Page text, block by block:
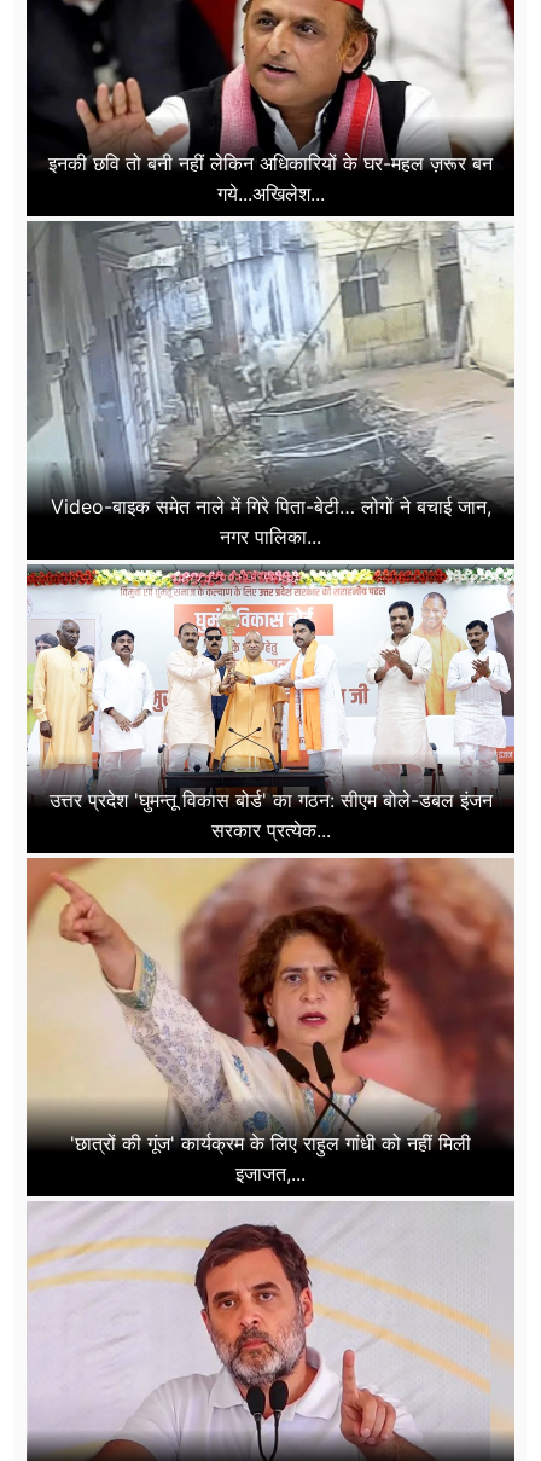
इनकी छवि तो बनी नहीं लेकिन अधिकारियों के घर-महल ज़रूर बन
गये...अखिलेश...
Video-बाइक समेत नाले में गिरे पिता-बेटी… लोगों ने बचाई जान,
नगर पालिका...
उत्तर प्रदेश 'घुमन्तू विकास बोर्ड' का गठन: सीएम बोले-डबल इंजन
सरकार प्रत्येक...
'छात्रों की गूंज' कार्यक्रम के लिए राहुल गांधी को नहीं मिली
इजाजत,...